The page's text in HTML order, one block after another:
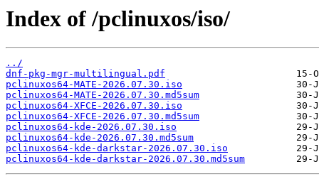
Index of /pclinuxos/iso/
../
dnf-pkg-mgr-multilingual.pdf
pclinuxos64-MATE-2026.07.30.iso
pclinuxos64-MATE-2026.07.30.md5sum
pclinuxos64-XFCE-2026.07.30.iso
pclinuxos64-XFCE-2026.07.30.md5sum
pclinuxos64-kde-2026.07.30.iso
pclinuxos64-kde-2026.07.30.md5sum
pclinuxos64-kde-darkstar-2026.07.30.iso
pclinuxos64-kde-darkstar-2026.07.30.md5sum